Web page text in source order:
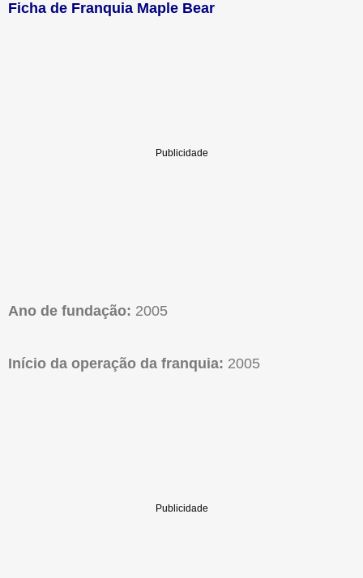
Ficha de Franquia Maple Bear
Ano de fundação: 2005
Início da operação da franquia: 2005